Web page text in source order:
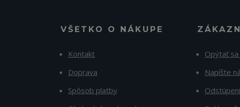
VŠETKO O NÁKUPE
Kontakt
Doprava
Spôsob platby
Opýtať
Napíšte